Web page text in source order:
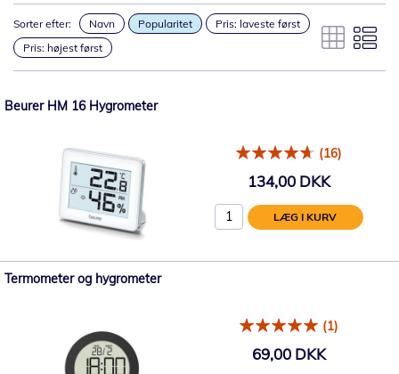
Sorter efter: Navn Popularitet
Pris: laveste først
Pris: højest først
Beurer HM 16 Hygrometer
(16)
134,00 DKK
LÆG I KURV
Termometer og hygrometer
(1)
69,00 DKK